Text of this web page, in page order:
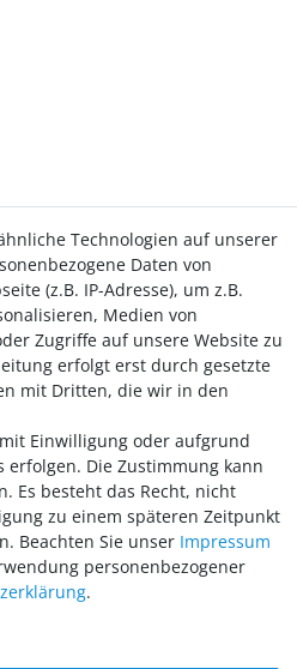
Kontakt
einer sicheren und bequemen
Technologien auf unserer
Daten von
(z.B. IP-Adresse), um z.B.
Medien von
Zugriffe auf unsere Website zu
erfolgt erst durch gesetzte
mit Dritten, die wir in den
Einwilligung oder aufgrund
Die Zustimmung kann
Es besteht das Recht, nicht
zu einem späteren Zeitpunkt
Beachten Sie unser Impressum
personenbezogener
.